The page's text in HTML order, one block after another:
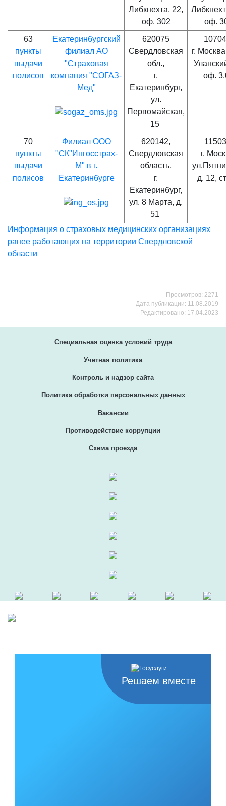
Либкнехта, 22,
оф. 302
оф.
63
пункты
выдачи
полисов
Екатеринбургский
филиал АО
"Страховая
компания "СОГАЗ-
Мед"
620075
Свердловская
обл.,
г.
Екатеринбург,
ул.
Первомайская,
15
г.
оф.
70
пункты
выдачи
полисов
Филиал ООО
"СК"Ингосстрах-
М" в г.
Екатеринбурге
620142,
Свердловская
область,
г.
Екатеринбург,
ул. 8 Марта, д.
51
г.
д. 12,
Информация о страховых медицинских организациях
ранее работающих на территории Свердловской
области
Просмотров: 2271
Дата публикации: 11.08.2019
Редактировано: 17.04.2023
Специальная оценка условий труда
Учетная политика
Контроль и надзор сайта
Политика обработки персональных данных
Вакансии
Противодействие коррупции
Схема проезда
Решаем вместе